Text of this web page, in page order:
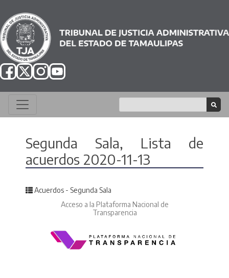
Segunda Sala, Lista de
acuerdos 2020-11-13
Posted in
Acuerdos - Segunda Sala
Acceso a la Plataforma Nacional de
Transparencia